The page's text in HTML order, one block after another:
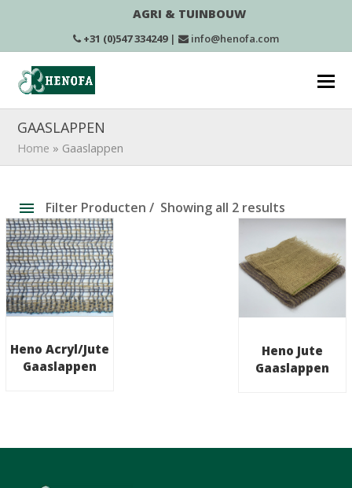
AGRI & TUINBOUW
+31 (0)547 334249| info@henofa.com
GAASLAPPEN
Home » Gaaslappen
Filter Producten Showing all 2 results
Heno Acryl/Jute
Gaaslappen
Heno Jute
Gaaslappen